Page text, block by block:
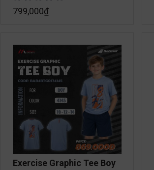
799,000₫
Exercise Graphic Tee Boy